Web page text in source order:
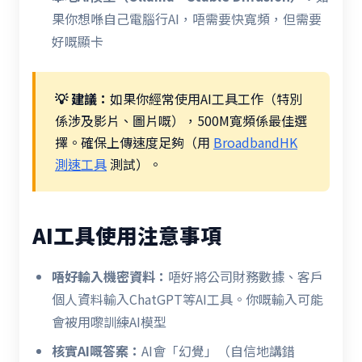
果你想喺自己電腦行AI，唔需要快寬頻，但需要
好嘅顯卡
💡 建議： 如果你經常使用AI工具工作（特別
係涉及影片、圖片嘅），500M寬頻係最佳選
擇。確保上傳速度足夠（用 BroadbandHK
測速工具測試）。
AI工具使用注意事項
唔好輸入機密資料： 唔好將公司財務數據、客戶
個人資料輸入ChatGPT等AI工具。你嘅輸入可能
會被用嚟訓練AI模型
核實AI嘅答案： AI會「幻覺」（自信地講錯